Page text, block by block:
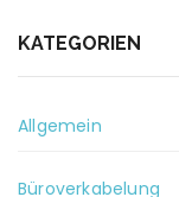
KATEGORIEN
Allgemein
Büroverkabelung